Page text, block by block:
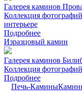
Галерея каминов
Коллекция
интерьере
Подробнее
Изразцовый камин
Галерея каминов
Коллекция
Подробнее
Печь-Камины